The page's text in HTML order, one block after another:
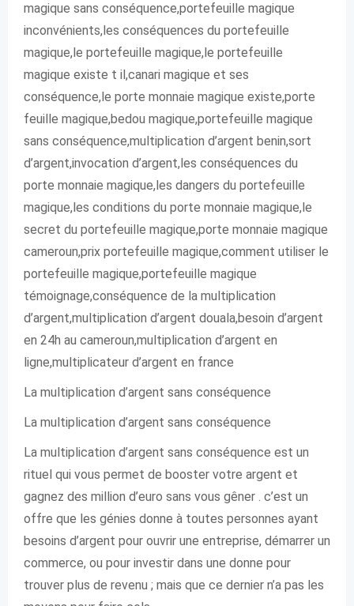
magique sans conséquence,portefeuille magique
inconvénients,les conséquences du portefeuille
magique,le portefeuille magique,le portefeuille
magique existe t il,canari magique et ses
conséquence,le porte monnaie magique existe,porte
feuille magique,bedou magique,portefeuille magique
sans conséquence,multiplication d’argent benin,sort
d’argent,invocation d’argent,les conséquences du
porte monnaie magique,les dangers du portefeuille
magique,les conditions du porte monnaie magique,le
secret du portefeuille magique,porte monnaie magique
cameroun,prix portefeuille magique,comment utiliser le
portefeuille magique,portefeuille magique
témoignage,conséquence de la multiplication
d’argent,multiplication d’argent douala,besoin d’argent
en 24h au cameroun,multiplication d’argent en
ligne,multiplicateur d’argent en france
La multiplication d’argent sans conséquence
La multiplication d’argent sans conséquence
La multiplication d’argent sans conséquence est un
rituel qui vous permet de booster votre argent et
gagnez des million d’euro sans vous gêner . c’est un
offre que les génies donne à toutes personnes ayant
besoins d’argent pour ouvrir une entreprise, démarrer un
commerce, ou pour investir dans une donne pour
trouver plus de revenu ; mais que ce dernier n’a pas les